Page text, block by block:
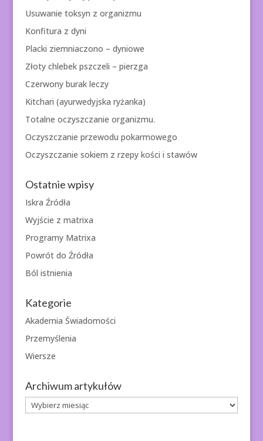
Usuwanie toksyn z organizmu
Konfitura z dyni
Placki ziemniaczono – dyniowe
Złoty chlebek pszczeli – pierzga
Czerwony burak leczy
Kitchari (ayurwedyjska ryżanka)
Totalne oczyszczanie organizmu.
Oczyszczanie przewodu pokarmowego
Oczyszczanie sokiem z rzepy kości i stawów
Ostatnie wpisy
Iskra Źródła
Wyjście z matrixa
Programy Matrixa
Powrót do Źródła
Ból istnienia
Kategorie
Akademia Świadomości
Przemyślenia
Wiersze
Archiwum artykułów
Archiwum
artykułów